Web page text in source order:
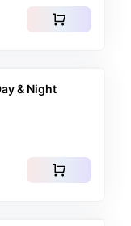
shopping_cart
& Night
shopping_cart